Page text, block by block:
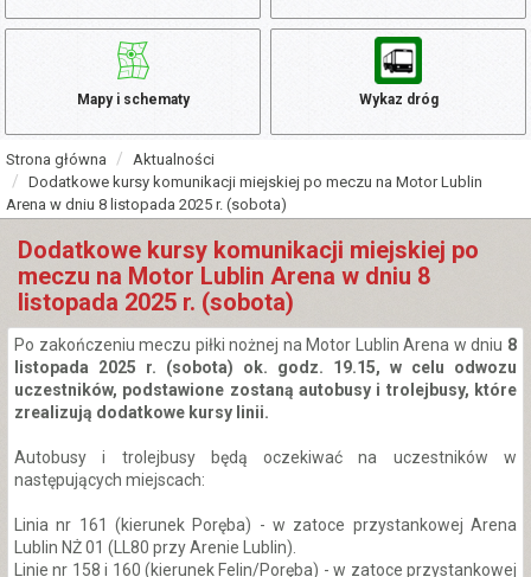
Mapy i schematy Wykaz dróg
Strona główna
Aktualności
Dodatkowe kursy komunikacji miejskiej po meczu na Motor Lublin
Arena w dniu 8 listopada 2025 r. (sobota)
Dodatkowe kursy komunikacji miejskiej po
meczu na Motor Lublin Arena w dniu 8
listopada 2025 r. (sobota)
Po zakończeniu meczu piłki nożnej na Motor Lublin Arena w dniu 8
listopada 2025 r. (sobota) ok. godz. 19.15, w celu odwozu
uczestników, podstawione zostaną autobusy i trolejbusy, które
zrealizują dodatkowe kursy linii.
Autobusy i trolejbusy będą oczekiwać na uczestników w
następujących miejscach:
Linia nr 161 (kierunek Poręba) - w zatoce przystankowej Arena
Lublin NŻ 01 (LL80 przy Arenie Lublin).
Linie nr 158 i 160 (kierunek Felin/Poręba) - w zatoce przystankowej